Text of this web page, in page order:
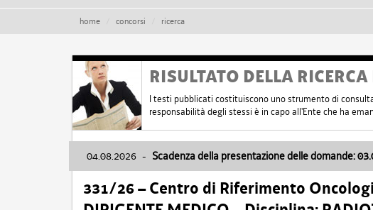
home concorsi ricerca
RISULTATO DELLA
I testi pubblicati costituiscono uno strumento di
responsabilità degli stessi è in capo all'Ente che ha
04.08.2026 - Scadenza della presentazione delle domande:
331/26 – Centro di Riferimento